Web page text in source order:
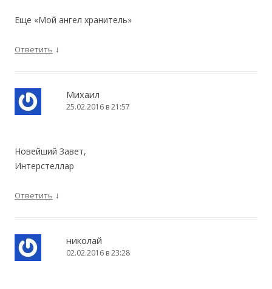
Еще «Мой ангел хранитель»
Ответить ↓
Михаил
25.02.2016 в 21:57
Новейший Завет,
Интерстеллар
Ответить ↓
николай
02.02.2016 в 23:28